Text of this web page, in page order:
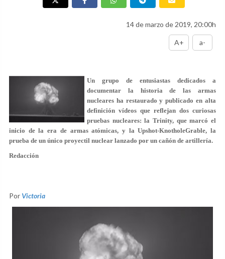
14 de marzo de 2019, 20:00h
A+ a-
Un grupo de entusiastas dedicados a
documentar la historia de las armas
nucleares ha restaurado y publicado en alta
definición vídeos que reflejan dos curiosas
pruebas nucleares: la Trinity, que marcó el
inicio de la era de armas atómicas, y la Upshot-KnotholeGrable, la
prueba de un único proyectil nuclear lanzado por un cañón de artillería.
Redacción
Por Victoria